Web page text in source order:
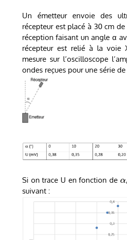
Un émetteur envoie des
récepteur est placé à 30 cm
réception faisant un angle α
récepteur est relié à la voie
mesure sur l’oscilloscope
ondes reçues pour une série
Si on trace U en fonction de α
suivant :